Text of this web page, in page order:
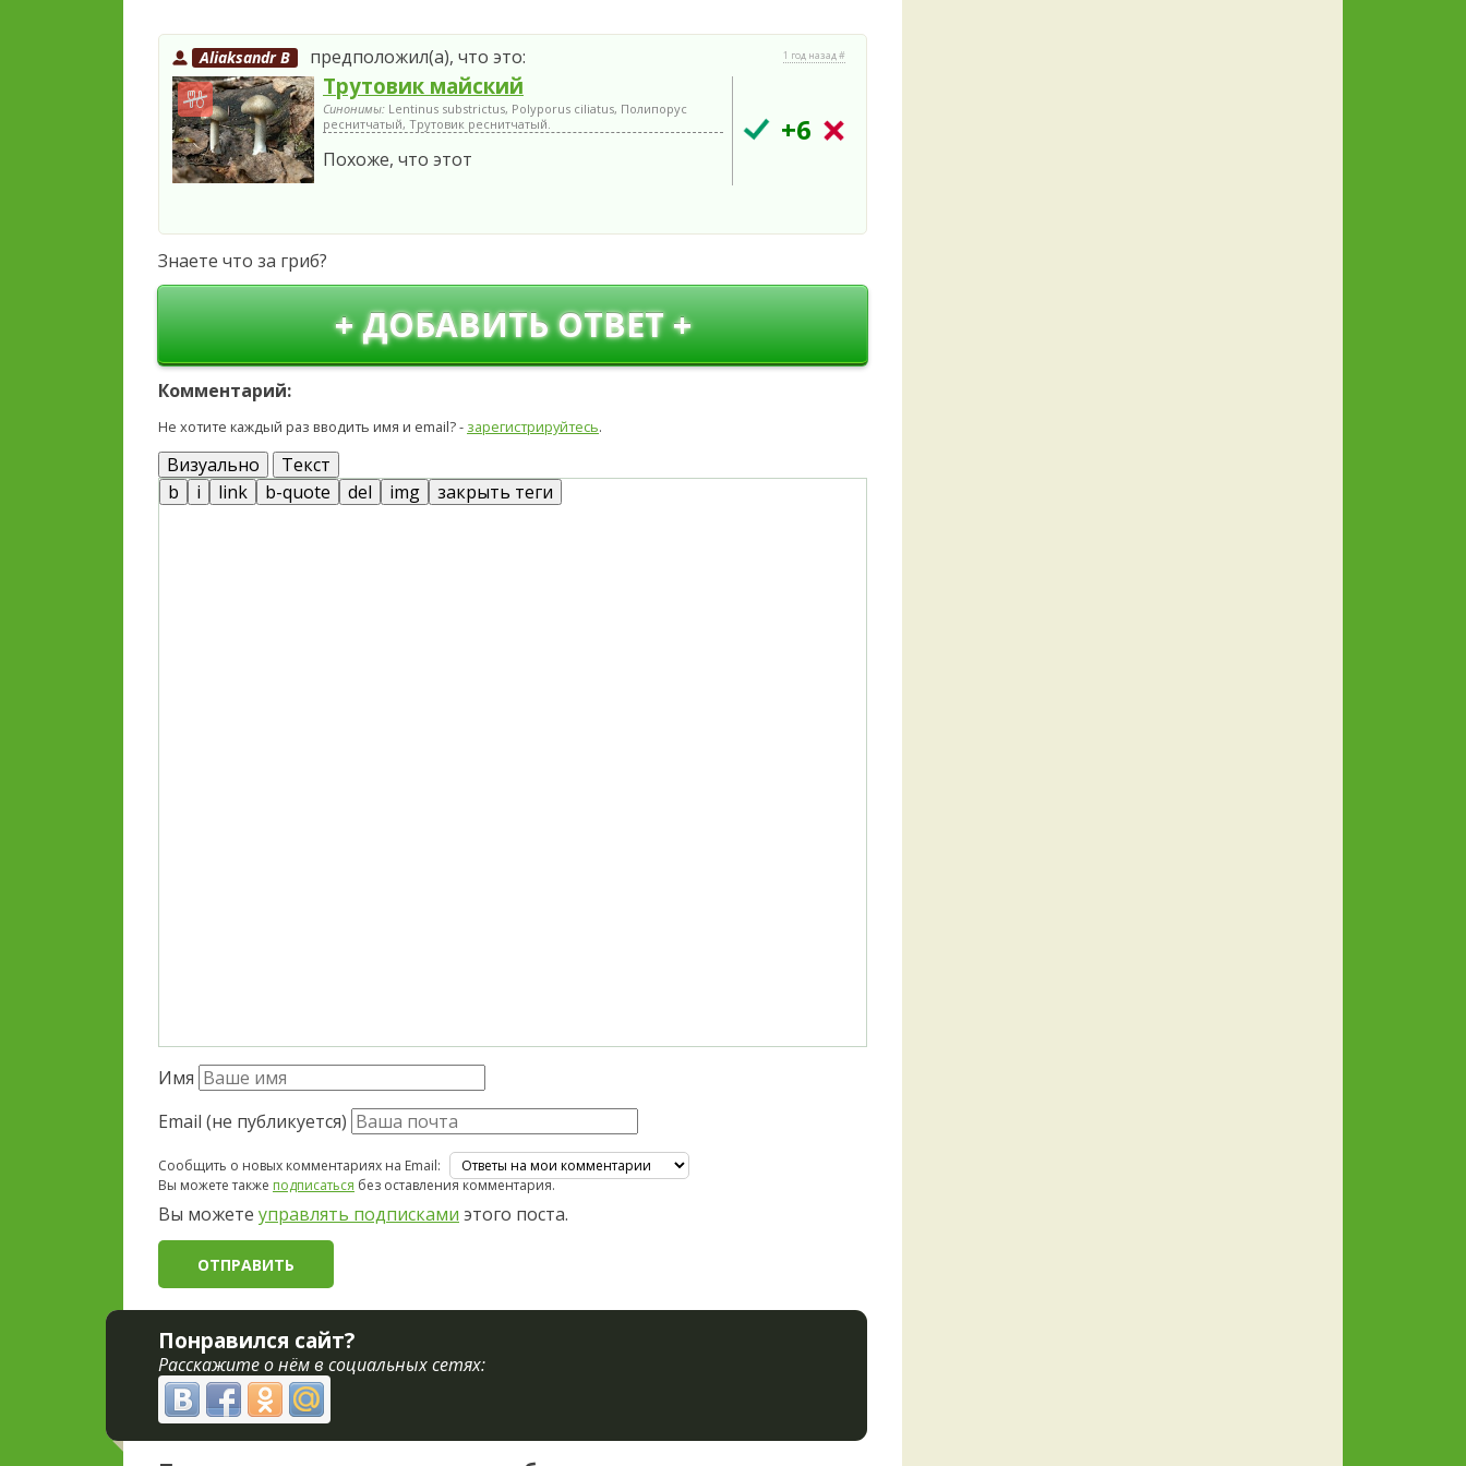
Aliaksandr B предположил(а), что это: 1 год назад #
Трутовик майский
Синонимы: Lentinus substrictus, Polyporus ciliatus, Полипорус
реснитчатый, Трутовик реснитчатый.
Похоже, что этот
+6
Знаете что за гриб?
+ ДОБАВИТЬ ОТВЕТ +
Комментарий:
Не хотите каждый раз вводить имя и email? - зарегистрируйтесь.
Визуально Текст
Имя
Email (не публикуется)
Сообщить о новых комментариях на Email:
Вы можете также подписаться без оставления комментария.
Вы можете управлять подписками этого поста.
Понравился сайт?
Расскажите о нём в социальных сетях: